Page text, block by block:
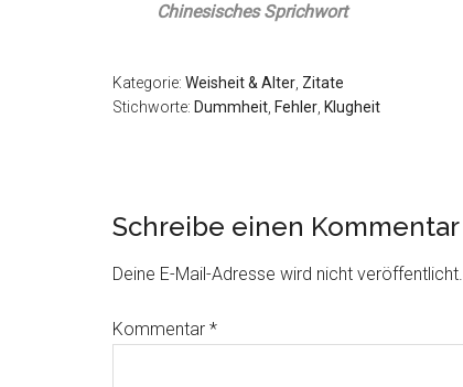
Chinesisches Sprichwort
Kategorie: Weisheit & Alter Zitate
Stichworte: Dummheit Fehler Klugheit
Schreibe einen Kommentar
Deine E-Mail-Adresse wird nicht veröffentlicht.
Kommentar *